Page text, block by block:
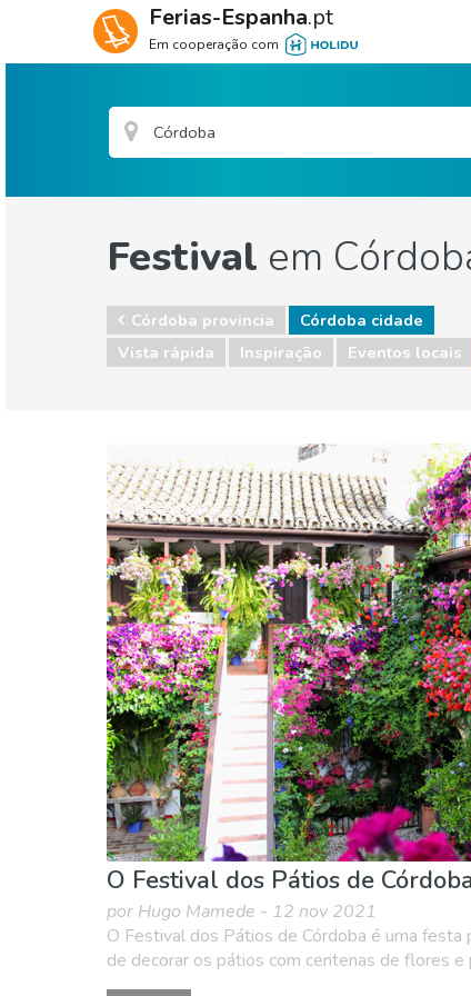
Ferias-Espanha.pt
Em cooperação com
Festival em
Córdoba provincia
Córdoba cidade
Vista rápida
Inspiração Eventos locais
Eventos locais
Museu & Arte
O Festival dos Pátios de
por Hugo Mamede - 12 nov 2021
O Festival dos Pátios de Córdoba é uma
de decorar os pátios com centenas de flores e